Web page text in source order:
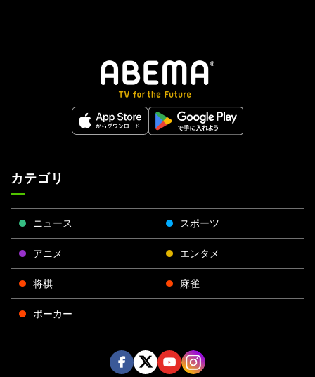
カテゴリ
ニュース スポーツ
アニメ エンタメ
将棋 麻雀
ポーカー